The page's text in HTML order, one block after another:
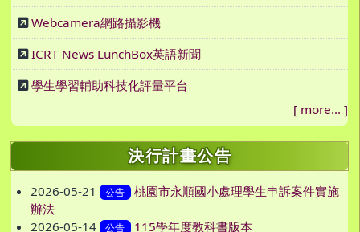
Webcamera網路攝影機
ICRT News LunchBox英語新聞
學生學習輔助科技化評量平台
[ more... ]
決行計畫公告
2026-05-21 公告
桃園市永順國小處理學生申訴案件實施
辦法
2026-05-14
公告 115學年度教科書版本